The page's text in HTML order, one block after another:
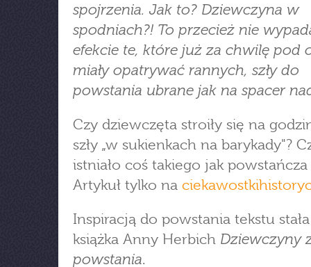
spojrzenia. Jak to? Dziewczyna w
spodniach?! To przecież nie
efekcie te, które już za chwilę pod
miały opatrywać rannych, szły do
powstania ubrane jak na spacer nad
Czy dziewczęta stroiły się na
szły „w sukienkach na barykady"?
istniało coś takiego jak
Artykuł tylko na
Inspiracją do powstania tekstu
książka Anny Herbich Dziewczyny
powstania.